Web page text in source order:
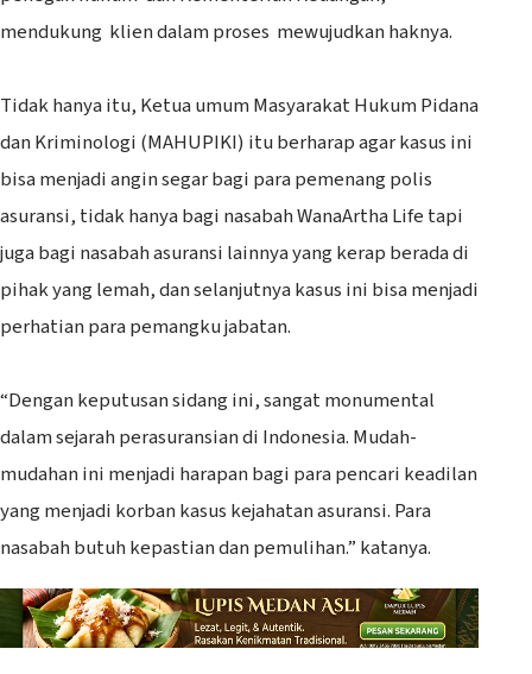
mendukung klien dalam proses mewujudkan haknya.
Tidak hanya itu, Ketua umum Masyarakat Hukum Pidana
dan Kriminologi (MAHUPIKI) itu berharap agar kasus ini
bisa menjadi angin segar bagi para pemenang polis
asuransi, tidak hanya bagi nasabah WanaArtha Life tapi
juga bagi nasabah asuransi lainnya yang kerap berada di
pihak yang lemah, dan selanjutnya kasus ini bisa menjadi
perhatian para pemangku jabatan.
“Dengan keputusan sidang ini, sangat monumental
dalam sejarah perasuransian di Indonesia. Mudah-
mudahan ini menjadi harapan bagi para pencari keadilan
yang menjadi korban kasus kejahatan asuransi. Para
nasabah butuh kepastian dan pemulihan.” katanya.